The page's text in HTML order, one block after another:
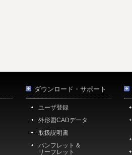
ダウンロード・サポート
ユーザ登録
外形図CADデータ
取扱説明書
パンフレット &
リーフレット